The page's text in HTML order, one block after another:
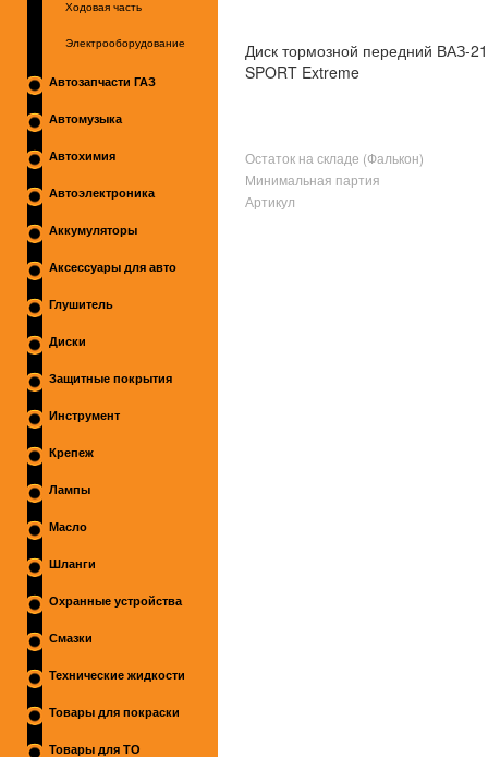
Ходовая часть
Электрооборудование
Автозапчасти ГАЗ
Автомузыка
Автохимия
Автоэлектроника
Аккумуляторы
Аксессуары для авто
Глушитель
Диски
Защитные покрытия
Инструмент
Крепеж
Лампы
Масло
Шланги
Охранные устройства
Смазки
Технические жидкости
Товары для покраски
Товары для ТО
Диск тормозной передний ВАЗ-
SPORT Extreme
Остаток на складе (Фалькон)
Минимальная партия
Артикул